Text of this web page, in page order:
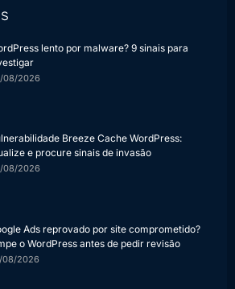
lento por malware? 9 sinais para
08/2026
Breeze Cache WordPress:
e procure sinais de invasão
08/2026
Ads reprovado por site comprometido?
o WordPress antes de pedir revisão
08/2026